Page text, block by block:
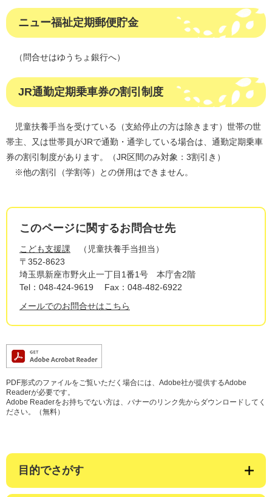
ニュー福祉定期郵便貯金
（問合せはゆうちょ銀行へ）
JR通勤定期乗車券の割引制度
児童扶養手当を受けている（支給停止の方は除きます）世帯の世
帯主、又は世帯員がJRで通勤・通学している場合は、通勤定期乗車
券の割引制度があります。（JR区間のみ対象：3割引き）
※他の割引（学割等）との併用はできません。
このページに関するお問合せ先
こども支援課
児童扶養手当担当
〒352-8623
埼玉県新座市野火止一丁目1番1号 本庁舎2階
Tel：048-424-9619
Fax：048-482-6922
メールでのお問合せはこちら
PDF形式のファイルをご覧いただく場合には、Adobe社が提供するAdobe
Readerが必要です。
Adobe Readerをお持ちでない方は、バナーのリンク先からダウンロードしてく
ださい。（無料）
目的でさがす